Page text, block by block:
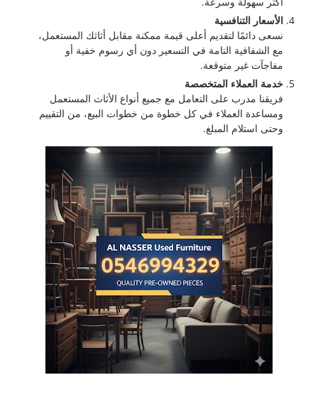
الأسعار التنافسية
نسعى دائمًا لتقديم أعلى قيمة ممكنة مقابل أثاثك المستعمل،
مع الشفافية التامة في التسعير دون أي رسوم خفية أو
مفاجآت غير متوقعة.
خدمة العملاء المتخصصة
فريقنا مدرب على التعامل مع جميع أنواع الأثاث المستعمل
ومساعدة العملاء في كل خطوة من خطوات البيع، من التقييم
وحتى استلام المبلغ.